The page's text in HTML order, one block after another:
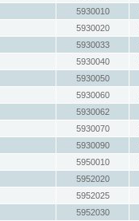
5930010
5930020
5930033
5930040
5930050
5930060
5930062
5930070
5930090
5950010
5952020
5952025
5952030